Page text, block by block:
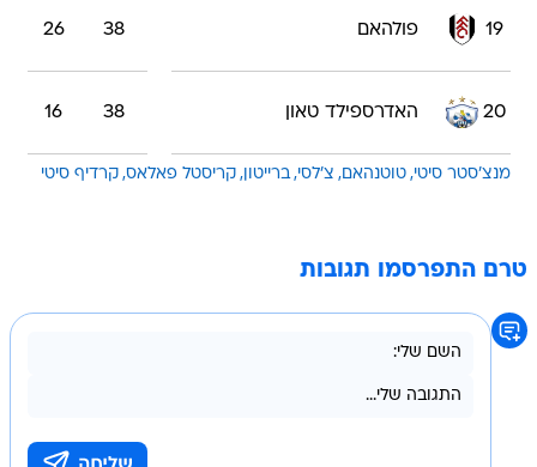
19 פולהאם 38
26
20 האדרספילד טאון 38
16
מנצ'סטר סיטי טוטנהאם צ'לסי ברייטון קריסטל פאלאס קרדיף סיטי
טרם התפרסמו תגובות